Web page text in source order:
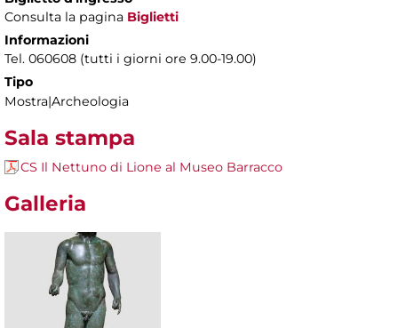
Consulta la pagina Biglietti
Informazioni
Tel. 060608 (tutti i giorni ore 9.00-19.00)
Tipo
Mostra|Archeologia
Sala stampa
CS Il Nettuno di Lione al Museo Barracco
Galleria